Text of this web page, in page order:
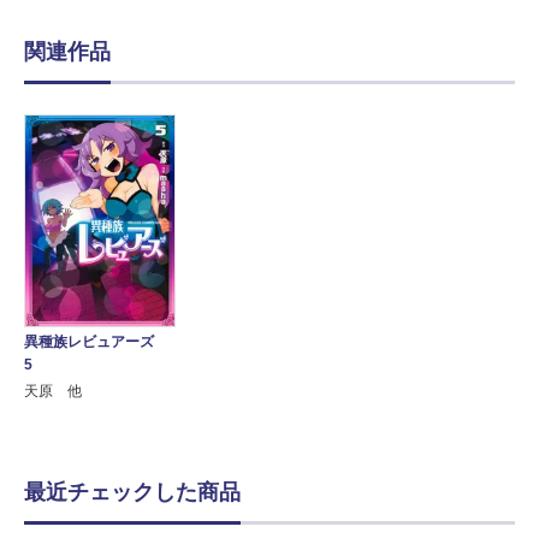
関連作品
異種族レビュアーズ
5
天原 他
最近チェックした商品